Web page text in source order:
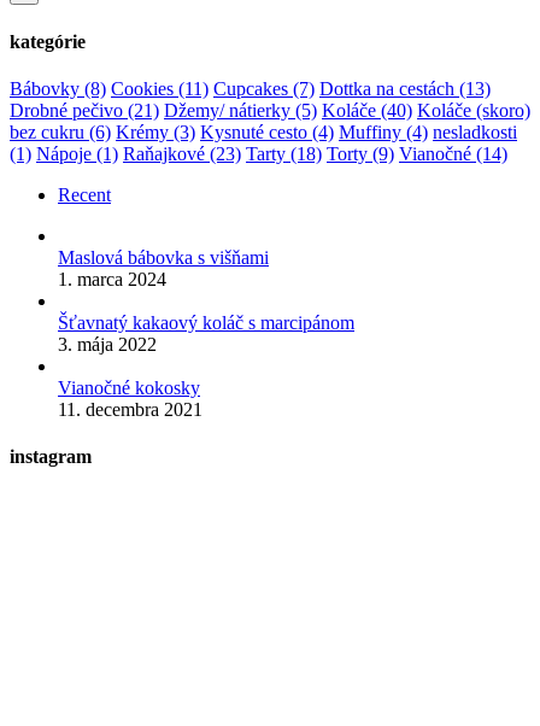
kategórie
Bábovky (8) Cookies (11) Cupcakes (7) Dottka na cestách (13)
Drobné pečivo (21) Džemy/ nátierky (5) Koláče (40) Koláče (skoro)
bez cukru (6) Krémy (3) Kysnuté cesto (4) Muffiny (4) nesladkosti
(1) Nápoje (1) Raňajkové (23) Tarty (18) Torty (9) Vianočné (14)
Recent
Maslová bábovka s višňami
1. marca 2024
Šťavnatý kakaový koláč s marcipánom
3. mája 2022
Vianočné kokosky
11. decembra 2021
instagram